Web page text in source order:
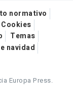
normativo
Temas
navidad
Europa Press.